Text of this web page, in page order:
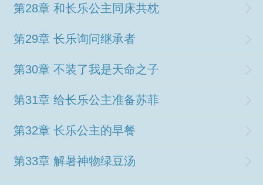
第28章 和长乐公主同床共枕
第29章 长乐询问继承者
第30章 不装了我是天命之子
第31章 给长乐公主准备苏菲
第32章 长乐公主的早餐
第33章 解暑神物绿豆汤